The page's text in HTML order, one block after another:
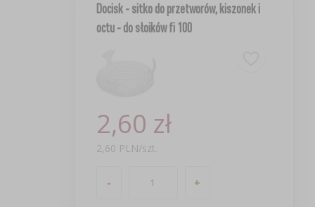
Docisk - sitko do przetworów, kiszonek i
octu - do słoików fi 100
2,60 zł
2,60 PLN/szt.
- +